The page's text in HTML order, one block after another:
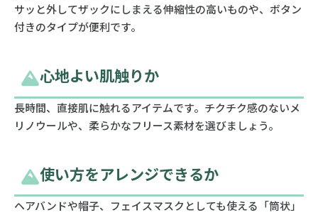
サッと外してザックにしまえる伸縮性の高いものや、ボタン
付きのタイプが便利です。
心地よい肌触りか
長時間、直接肌に触れるアイテムです。チクチク感のないメ
リノウールや、柔らかなフリース素材を選びましょう。
使い方をアレンジできるか
ヘアバンドや帽子、フェイスマスクとしても使える「筒状」